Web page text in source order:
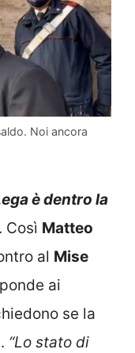
Noi ancora
è dentro la
Così Matteo
al Mise
ai
se la
. “Lo stato di